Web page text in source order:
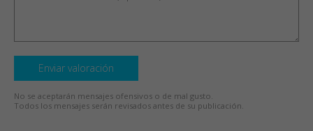
Enviar valoración
No se aceptarán mensajes ofensivos o de mal gusto.
Todos los mensajes serán revisados antes de su publicación.